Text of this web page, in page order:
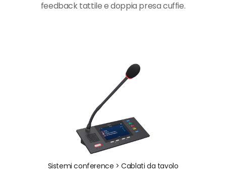
feedback tattile e doppia presa cuffie.
Sistemi conference >Cablati da tavolo